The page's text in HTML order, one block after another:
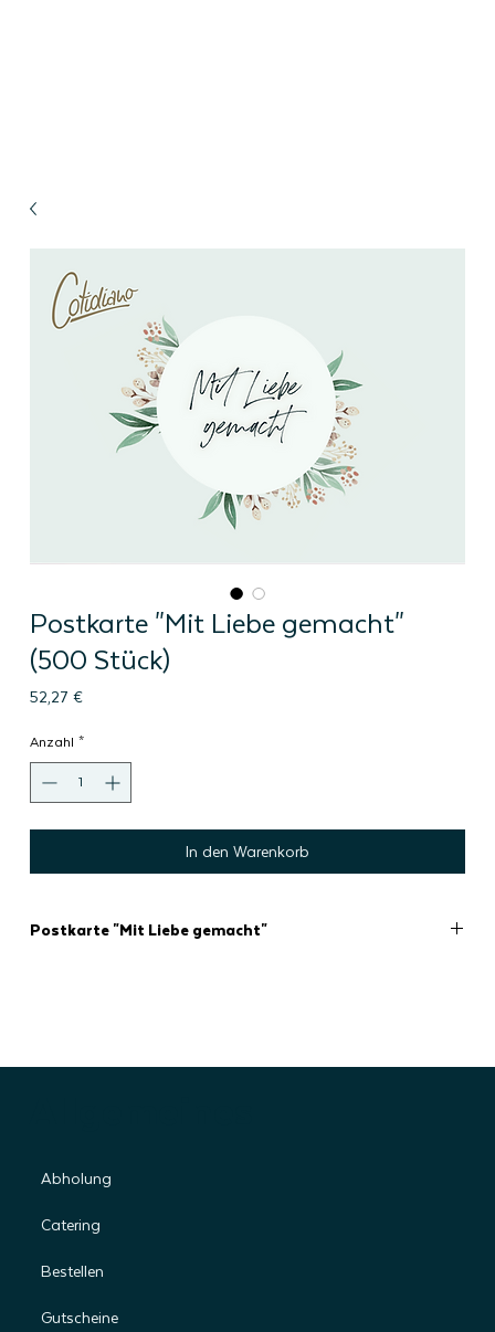
Postkarte "Mit Liebe gemacht"
(500 Stück)
52,27 €Preis
Anzahl *
In den Warenkorb
Postkarte "Mit Liebe gemacht"
beinhaltet einen Standardversand (Anzahl: 1 = empfohlene
Abholung
Catering
Bestellen
Gutscheine